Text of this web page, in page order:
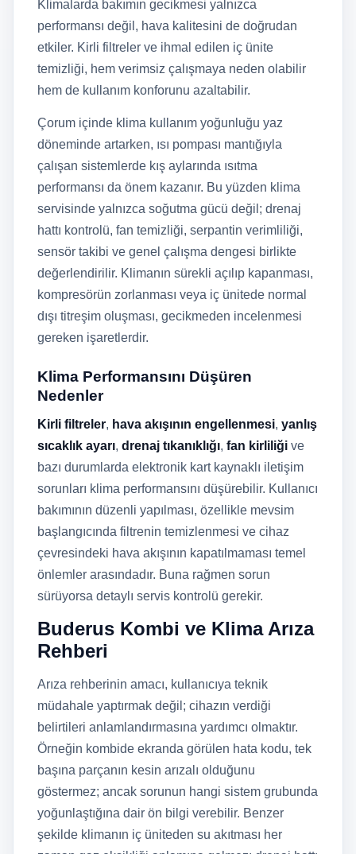
Klimalarda bakımın gecikmesi yalnızca
performansı değil, hava kalitesini de doğrudan
etkiler. Kirli filtreler ve ihmal edilen iç ünite
temizliği, hem verimsiz çalışmaya neden olabilir
hem de kullanım konforunu azaltabilir.
Çorum içinde klima kullanım yoğunluğu yaz
döneminde artarken, ısı pompası mantığıyla
çalışan sistemlerde kış aylarında ısıtma
performansı da önem kazanır. Bu yüzden klima
servisinde yalnızca soğutma gücü değil; drenaj
hattı kontrolü, fan temizliği, serpantin verimliliği,
sensör takibi ve genel çalışma dengesi birlikte
değerlendirilir. Klimanın sürekli açılıp kapanması,
kompresörün zorlanması veya iç ünitede normal
dışı titreşim oluşması, gecikmeden incelenmesi
gereken işaretlerdir.
Klima Performansını Düşüren
Nedenler
Kirli filtreler, hava akışının engellenmesi, yanlış
sıcaklık ayarı, drenaj tıkanıklığı, fan kirliliği ve
bazı durumlarda elektronik kart kaynaklı iletişim
sorunları klima performansını düşürebilir. Kullanıcı
bakımının düzenli yapılması, özellikle mevsim
başlangıcında filtrenin temizlenmesi ve cihaz
çevresindeki hava akışının kapatılmaması temel
önlemler arasındadır. Buna rağmen sorun
sürüyorsa detaylı servis kontrolü gerekir.
Buderus Kombi ve Klima Arıza
Rehberi
Arıza rehberinin amacı, kullanıcıya teknik
müdahale yaptırmak değil; cihazın verdiği
belirtileri anlamlandırmasına yardımcı olmaktır.
Örneğin kombide ekranda görülen hata kodu, tek
başına parçanın kesin arızalı olduğunu
göstermez; ancak sorunun hangi sistem grubunda
yoğunlaştığına dair ön bilgi verebilir. Benzer
şekilde klimanın iç üniteden su akıtması her